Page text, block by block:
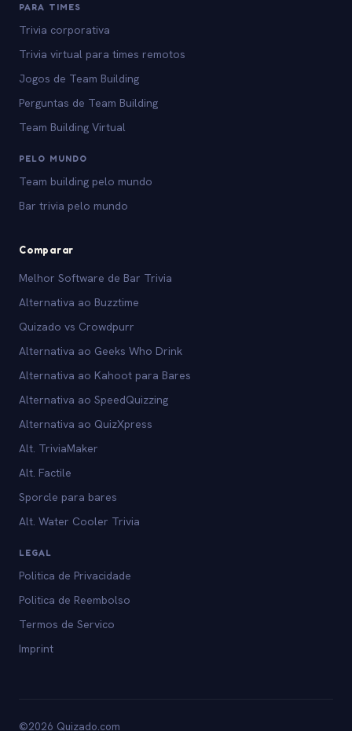
PARA TIMES
Trivia corporativa
Trivia virtual para times remotos
Jogos de Team Building
Perguntas de Team Building
Team Building Virtual
PELO MUNDO
Team building pelo mundo
Bar trivia pelo mundo
Comparar
Melhor Software de Bar Trivia
Alternativa ao Buzztime
Quizado vs Crowdpurr
Alternativa ao Geeks Who Drink
Alternativa ao Kahoot para Bares
Alternativa ao SpeedQuizzing
Alternativa ao QuizXpress
Alt. TriviaMaker
Alt. Factile
Sporcle para bares
Alt. Water Cooler Trivia
LEGAL
Politica de Privacidade
Politica de Reembolso
Termos de Servico
Imprint
©2026 Quizado.com